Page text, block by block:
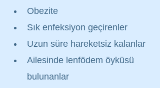
Obezite
Sık enfeksiyon geçirenler
Uzun süre hareketsiz kalanlar
Ailesinde lenfödem öyküsü
bulunanlar